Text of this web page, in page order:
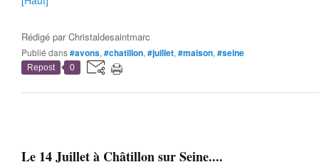
Rédigé parChristaldesaintmarc
Publié dans#avons, #chatillon, #juillet, #maison, #seine
Repost 0
Le 14 Juillet à Châtillon sur Seine....